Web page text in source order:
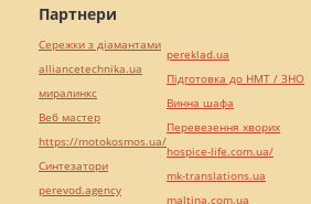
Партнери
Сережки з діамантами
alliancetechnika.ua
миралинкс
Веб мастер
https://motokosmos.ua/
Синтезатори
perevod.agency
pereklad.ua
Підготовка до НМТ / ЗНО
Винна шафа
Перевезення хворих
hospice-life.com.ua/
mk-translations.ua
maltina.com.ua